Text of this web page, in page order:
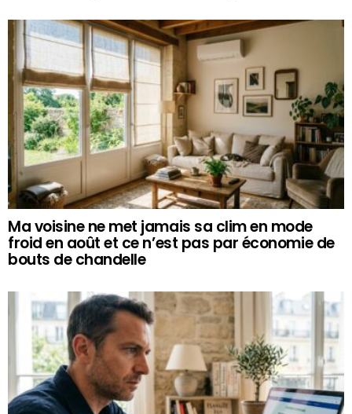
Ma voisine ne met jamais sa clim en mode
froid en août et ce n’est pas par économie de
bouts de chandelle